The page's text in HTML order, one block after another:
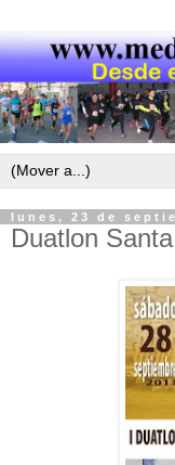
lunes, 23 de
Duatlon